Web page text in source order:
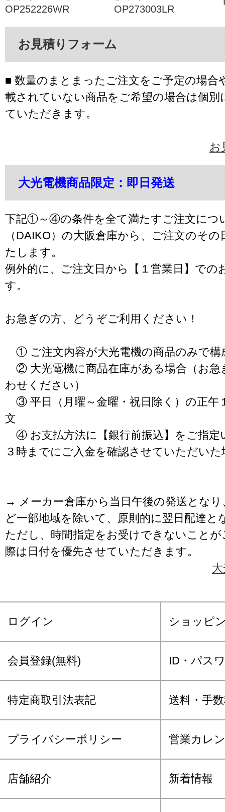
OP252226WR OP273003LR
お見積りフォーム
■ 数量のまとまったご注文をご予定の場合
載されていない商品をご希望の場合は個別
ていただきます。
お
大光電機商品限定：即日発送
下記①～④の条件を全て満たすご注文につ
（DAIKO）の大阪倉庫から、ご注文のそ
たします。
例外的に、ご注文日から【１営業日】での
す。
お急ぎの方、どうぞご利用ください！
① ご注文内容が大光電機の商品のみで構
② 大光電機に商品在庫がある場合（お急
わせください）
③ 平日（月曜～金曜・祝日除く）の正午
文
④ お支払方法に【銀行前振込】をご指定
３時までにご入金を確認させていただいた
→ メーカー倉庫から当日午後の発送となり
ど一部地域を除いて、原則的に翌日配達と
ただし、時間指定をお受けできないこと
際は日付を優先させていただきます。
ログイン ショッピ
会員登録(無料) ID・パス
特定商取引法表記 送料・手
プライバシーポリシー 営業カレ
店舗紹介 新着情報